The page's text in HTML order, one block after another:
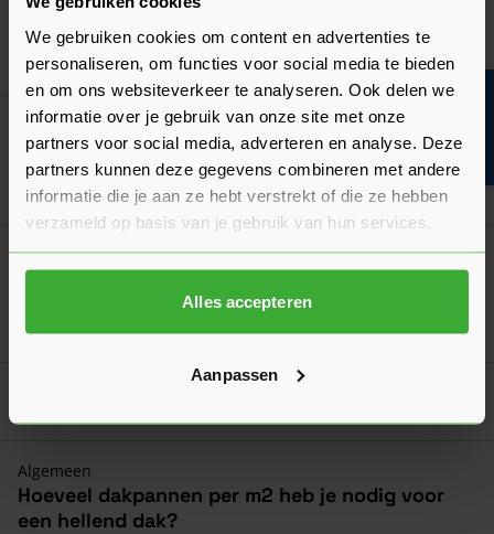
We gebruiken cookies om content en advertenties te
personaliseren, om functies voor social media te bieden
en om ons websiteverkeer te analyseren. Ook delen we
informatie over je gebruik van onze site met onze
partners voor social media, adverteren en analyse. Deze
partners kunnen deze gegevens combineren met andere
informatie die je aan ze hebt verstrekt of die ze hebben
verzameld op basis van je gebruik van hun services.
Alles accepteren
Aanpassen
Nu15,37per stuk Ga
Koramic Vauban Anderhalve Pan
Nu25,00per stuk Ga
Koramic Vauban
Vanaf2,50per stuk Ga
Algemeen
Hoeveel dakpannen per m2 heb je nodig voor
een hellend dak?